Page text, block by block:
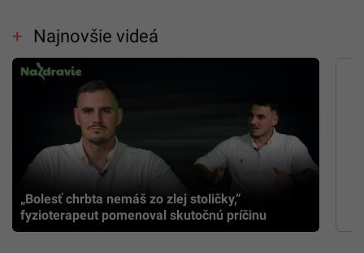
Najnovšie videá
„Bolesť chrbta nemáš zo zlej stoličky,”
fyzioterapeut pomenoval skutočnú príčinu